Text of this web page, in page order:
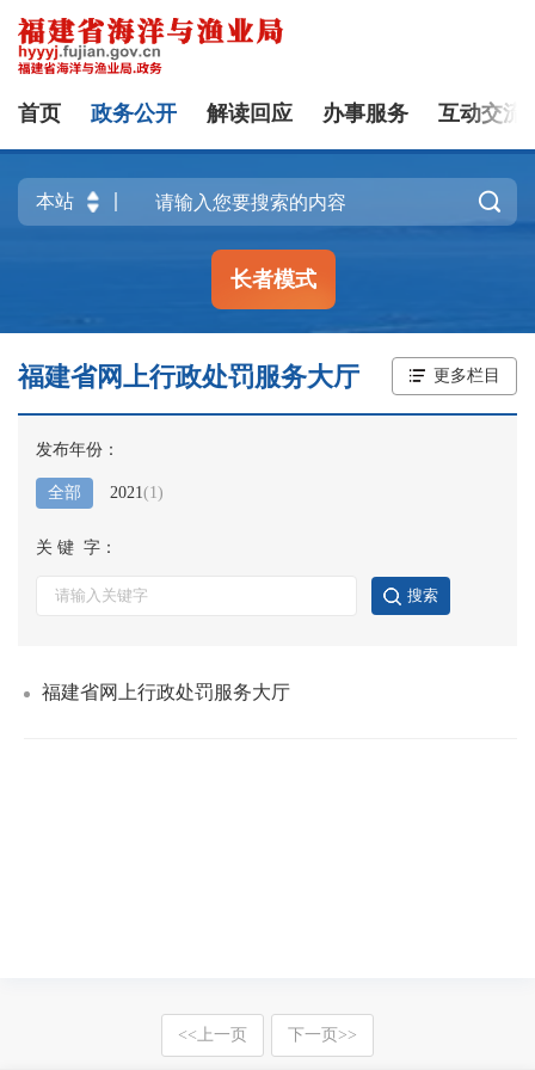
首页 政务公开 解读回应 办事服务 互动交流

长者模式
福建省网上行政处罚服务大厅 更多栏目
发布年份：
全部 2021(1)
关 键 字：
福建省网上行政处罚服务大厅
<<上一页 下一页 >>